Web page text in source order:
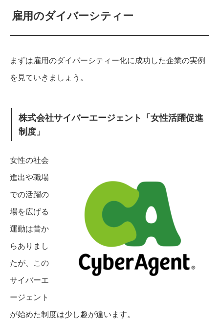
雇用のダイバーシティー
まずは雇用のダイバーシティー化に成功した企業の実例
を見ていきましょう。
株式会社サイバーエージェント「女性活躍促進
制度」
女性の社会
進出や職場
での活躍の
場を広げる
運動は昔か
らありまし
たが、この
サイバーエ
ージェント
が始めた制度は少し趣が違います。